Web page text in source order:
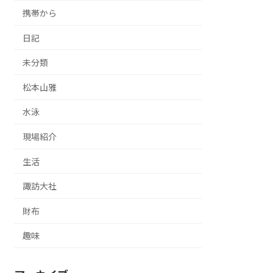
携帯から
日記
未分類
松本山雅
水泳
現場紹介
生活
諏訪大社
財布
趣味